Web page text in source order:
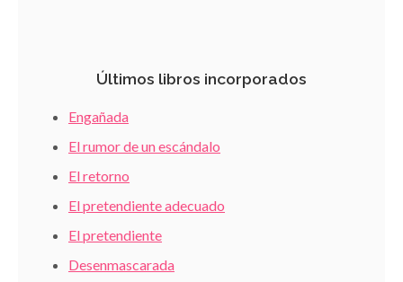
Últimos libros incorporados
Engañada
El rumor de un escándalo
El retorno
El pretendiente adecuado
El pretendiente
Desenmascarada